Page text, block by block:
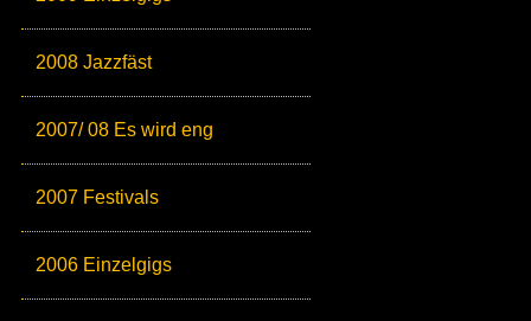
2008 Jazzfäst
2007/ 08 Es wird eng
2007 Festivals
2006 Einzelgigs